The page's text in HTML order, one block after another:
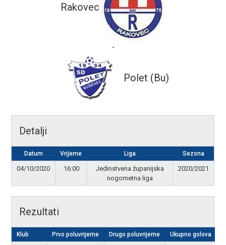
Rakovec
-
Polet (Bu)
Detalji
Datum Vrijeme Liga Sezona
04/10/2020 16:00
Jedinstvena županijska
nogometna liga
2020/2021
Rezultati
Klub Prvo poluvrijeme Drugo poluvrijeme Ukupno golova